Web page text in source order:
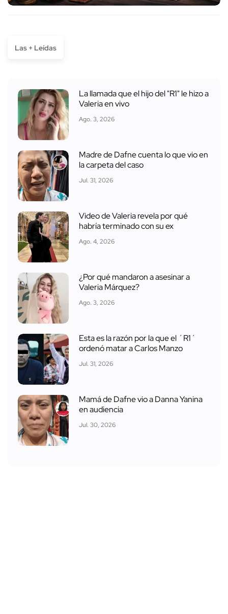
Las + Leídas
La llamada que el hijo del "R1" le hizo a
Valeria en vivo
Ago. 3, 2026
Madre de Dafne cuenta lo que vio en
la carpeta del caso
Jul. 31, 2026
Video de Valeria revela por qué
habría terminado con su ex
Ago. 4, 2026
¿Por qué mandaron a asesinar a
Valeria Márquez?
Ago. 3, 2026
Esta es la razón por la que el ´R1´
ordenó matar a Carlos Manzo
Jul. 31, 2026
Mamá de Dafne vio a Danna Yanina
en audiencia
Jul. 30, 2026